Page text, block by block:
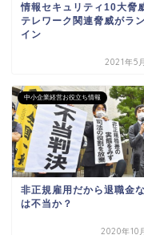
情報セキュリティ10大脅
テレワーク関連脅威がラ
イン
2021年5
中小企業経営お役立ち情報
非正規雇用だから退職金
は不当か？
2020年10